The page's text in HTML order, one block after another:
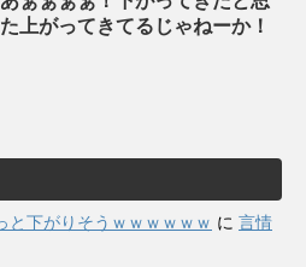
上がってきてるじゃねーか！
と下がりそうｗｗｗｗｗｗ に 言情